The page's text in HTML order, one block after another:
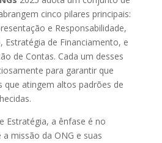
cinco pilares principais:
e Responsabilidade,
Estratégia de Financiamento, e
de Contas. Cada um desses
para garantir que
que atingem altos padrões de
Estratégia, a ênfase é no
missão da ONG e suas